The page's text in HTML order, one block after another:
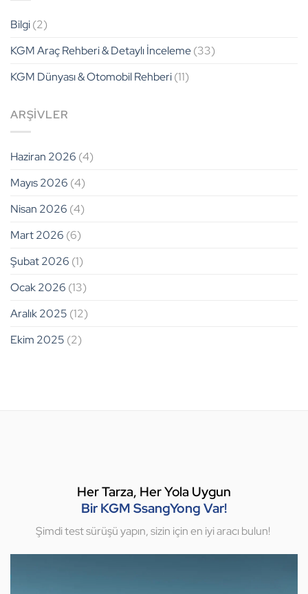
için
Sınırlar
Bilgi(2)
KGM Araç Rehberi & Detaylı İnceleme(33)
KGM Dünyası & Otomobil Rehberi(11)
ARŞIVLER
Haziran 2026 (4)
Mayıs 2026 (4)
Nisan 2026 (4)
Mart 2026 (6)
Şubat 2026 (1)
Ocak 2026 (13)
Aralık 2025 (12)
Ekim 2025 (2)
Her Tarza, Her Yola Uygun
Bir KGM SsangYong Var!
Şimdi test sürüşü yapın, sizin için en iyi aracı bulun!